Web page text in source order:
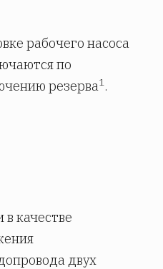
рабочего насоса
по
резерва1.
качестве
двух